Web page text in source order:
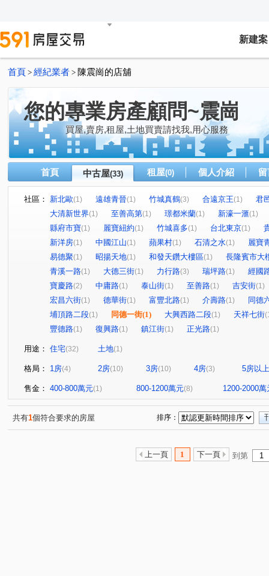
新建案
首頁 > 經紀業者 > 陳震崗的店舖
您的專業房產顧問~震崗
買屋,賣房,租屋,土地買賣請找我,用心服務
首頁 中古屋(33) 租屋(0) 個人介紹
社區： 新北歐(1) 遠雄青晉(1) 竹城真鶴(3) 合遠京王(1)
君
大清新世界(1) 至善高第(1) 璟都米蘭(1) 新濠一滙(1)
縣府市寶(1) 麗寶紐約(1) 竹城喜多(1) 台北東京(1)
新洋房(1) 中國江山(1) 蘋果村(1) 石清之水(1)
麗寶
易德聚(1) 昭揚天地(1) 和發天鑽大樓區(1)
長隆賓市大
青溪一路(1) 大德三街(1) 力行路(3) 瑞坪路(1)
經國
寶慶路(2) 中庸路(1) 泰山街(1) 至善路(1) 吉安街(1)
宏昌六街(1) 德華街(1) 富豐北路(1) 介壽路(1)
同德
埔頂路二段(1) 同德一街(1) 大興西路二段(1) 天祥七街
豐德路(1) 復興路(1) 鎮江街(1) 正光路(1)
用途： 住宅(32) 土地(1)
格局： 1房(4) 2房(10) 3房(10) 4房(3) 5房以上
售金： 400-800萬元(1) 800-1200萬元(8) 1200-2000萬
共有1個符合要求的房屋 排序：
上一頁 1 下一頁 到第